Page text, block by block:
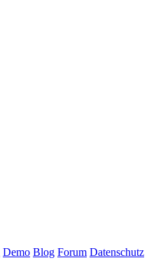
Demo Blog Forum Datenschutz